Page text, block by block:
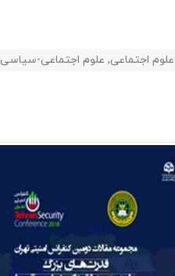
علوم اجتماعی, علوم اجتماعی-سیاسی